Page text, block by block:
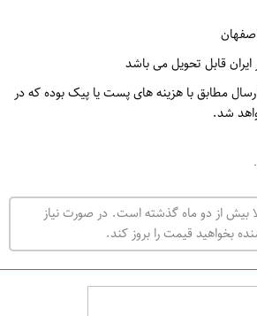
ر
ت
ه
ر
ا
قابل تحویل می باشد
مطابق با هزینه های پست یا پیک بوده که در
شد.
بیش از دو ماه گذشته است. در صورت نیاز
بخواهید قیمت را بروز کند.